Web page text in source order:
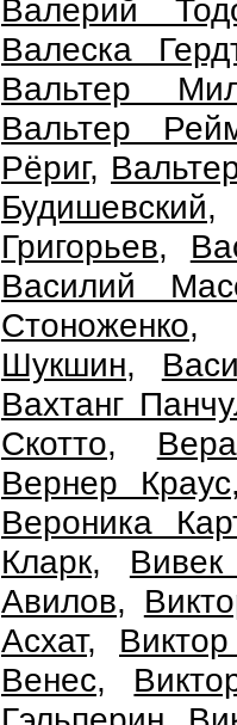
Валерий
Валеска
Вальтер
Вальтер
Рёриг,
Будишевский
Григорьев,
Василий
Стоноженко
Шукшин,
Вахтанг
Скотто,
Вернер Краус
Вероника
Кларк,
Авилов,
Асхат,
Венес,